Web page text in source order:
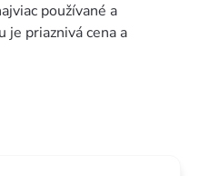
používané a
je priaznivá cena a